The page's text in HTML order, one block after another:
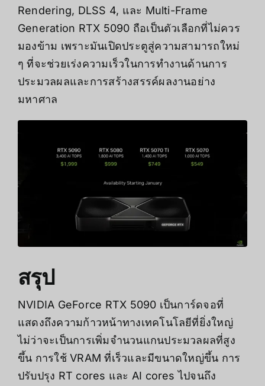
Rendering, DLSS 4, และ Multi-Frame
Generation RTX 5090 ถือเป็นตัวเลือกที่ไม่ควร
มองข้าม เพราะมันเปิดประตูสู่ความสามารถใหม่
ๆ ที่จะช่วยเร่งความเร็วในการทำงานด้านการ
ประมวลผลและการสร้างสรรค์ผลงานอย่าง
มหาศาล
สรุป
NVIDIA GeForce RTX 5090 เป็นการ์ดจอที่
แสดงถึงความก้าวหน้าทางเทคโนโลยีที่ยิ่งใหญ่
ไม่ว่าจะเป็นการเพิ่มจำนวนแกนประมวลผลที่สูง
ขึ้น การใช้ VRAM ที่เร็วและมีขนาดใหญ่ขึ้น การ
ปรับปรุง RT cores และ AI cores ไปจนถึง